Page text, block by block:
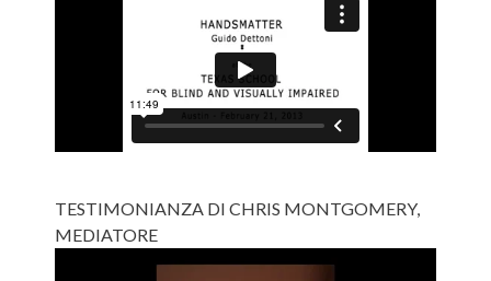
TESTIMONIANZA DI CHRIS MONTGOMERY,
MEDIATORE